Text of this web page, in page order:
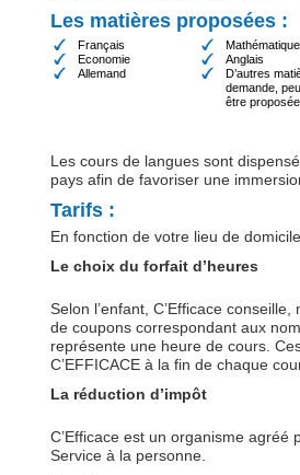
Les matières proposées :
Français
Economie
Anglais
Allemand
D’autres
demande,
être
Les cours de langues sont
pays afin de favoriser une
Tarifs :
En fonction de votre lieu de
Le choix du forfait d’heures
Selon l’enfant, C’Efficace
de coupons correspondant aux
représente une heure de cours.
C’EFFICACE à la fin de chaque
La réduction d’impôt
C’Efficace est un organisme agréé
Service à la personne.